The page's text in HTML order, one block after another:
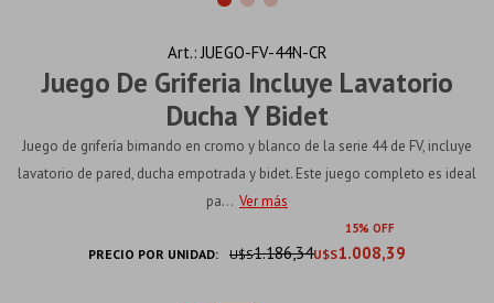
Juego De Griferia Incluye Lavatorio
Ducha Y Bidet
JUEGO-FV-44N-CR
Juego de grifería bimando en cromo y blanco de la serie 44 de FV, incluye
lavatorio de pared, ducha empotrada y bidet. Este juego completo es ideal
pa... Ver más
15
PRECIO POR UNIDAD: U$S1.008,39
U$S1.186,34